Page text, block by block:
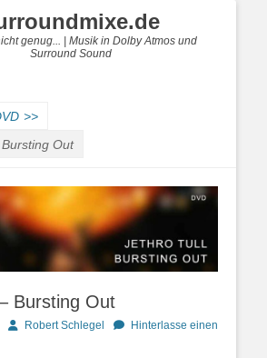
genug... | Musik in Dolby Atmos und
Surround Sound
>>
Out
Bursting Out
AutorRobert Schlegel
Hinterlasse einen